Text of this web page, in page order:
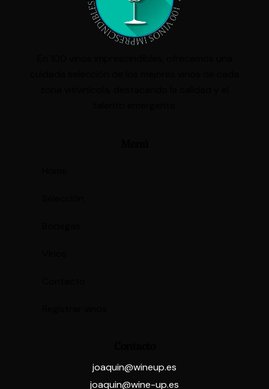
joaquin@wineup.es
joaquin@wine-up.es